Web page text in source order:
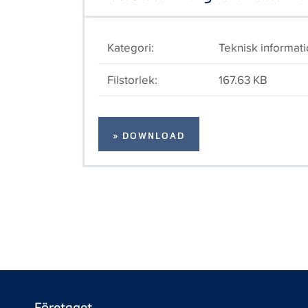
Kategori:
Teknisk
Filstorlek:
167.63 KB
» DOWNLOAD